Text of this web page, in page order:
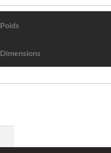
Poids
Dimensions